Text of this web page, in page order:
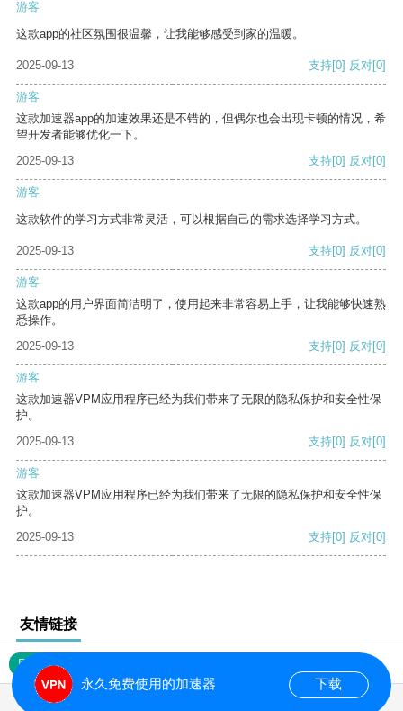
游客
这款app的社区氛围很温馨，让我能够感受到家的温暖。
2025-09-13 支持[0] 反对[0]
游客
这款加速器app的加速效果还是不错的，但偶尔也会出现卡顿的情况，希
望开发者能够优化一下。
2025-09-13
支持[0] 反对[0]
游客
这款软件的学习方式非常灵活，可以根据自己的需求选择学习方式。
2025-09-13 支持[0] 反对[0]
游客
这款app的用户界面简洁明了，使用起来非常容易上手，让我能够快速熟
悉操作。
2025-09-13
支持[0] 反对[0]
游客
这款加速器VPM应用程序已经为我们带来了无限的隐私保护和安全性保
护。
2025-09-13
支持[0] 反对[0]
游客
这款加速器VPM应用程序已经为我们带来了无限的隐私保护和安全性保
护。
2025-09-13
支持[0] 反对[0]
友情链接
网站地图
永久免费使用的加速器 下载